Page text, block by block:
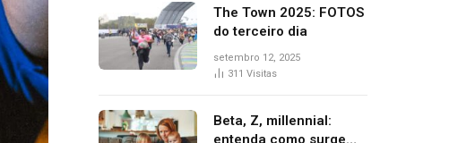
tantas pessoas’
The Town 2025: FOTOS
do terceiro dia
setembro 12, 2025
311 Visitas
Beta, Z, millennial:
entenda como surgem